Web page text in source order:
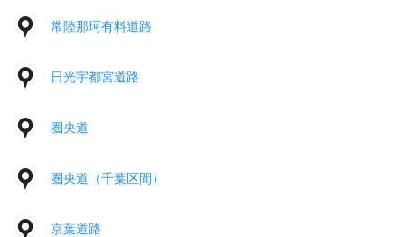
常陸那珂有料道路
日光宇都宮道路
圏央道
圏央道（千葉区間）
京葉道路